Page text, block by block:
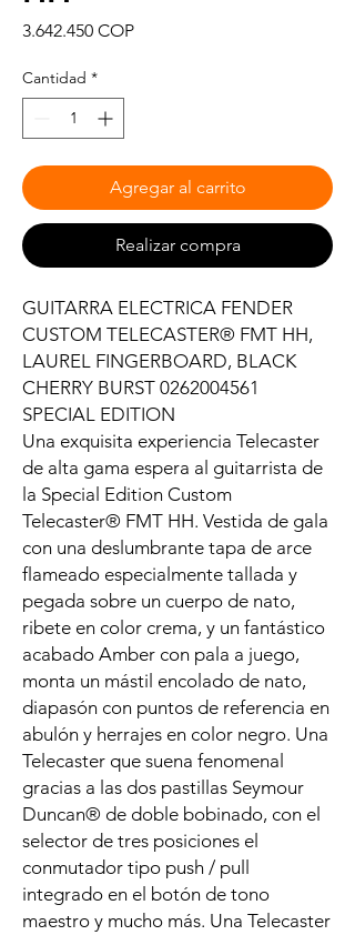
3.642.450 COPPrecio
Cantidad *
Agregar al carrito
Realizar compra
GUITARRA ELECTRICA FENDER
CUSTOM TELECASTER® FMT HH,
LAUREL FINGERBOARD, BLACK
CHERRY BURST 0262004561
SPECIAL EDITION
Una exquisita experiencia Telecaster
de alta gama espera al guitarrista de
la Special Edition Custom
Telecaster® FMT HH. Vestida de gala
con una deslumbrante tapa de arce
flameado especialmente tallada y
pegada sobre un cuerpo de nato,
ribete en color crema, y ​​un fantástico
acabado Amber con pala a juego,
monta un mástil encolado de nato,
diapasón con puntos de referencia en
abulón y herrajes en color negro. Una
Telecaster que suena fenomenal
gracias a las dos pastillas Seymour
Duncan® de doble bobinado, con el
selector de tres posiciones el
conmutador tipo push / pull
integrado en el botón de tono
maestro y mucho más. Una Telecaster